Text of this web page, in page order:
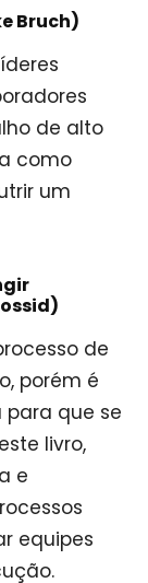
Bruch)
de alto
como
um
de
porém é
que se
livro,
e
equipes